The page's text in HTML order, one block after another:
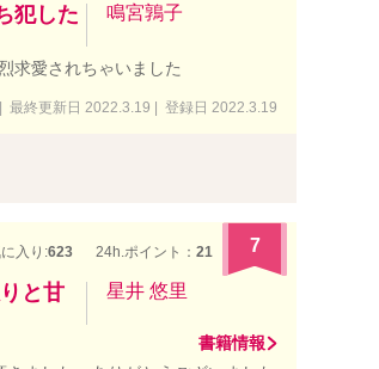
犯した
鳴宮鶉子
求愛されちゃいました
最終更新日 2022.3.19 | 登録日 2022.3.19
入り:623 24h.ポイント： 21 7
と甘
星井 悠里
書籍情報